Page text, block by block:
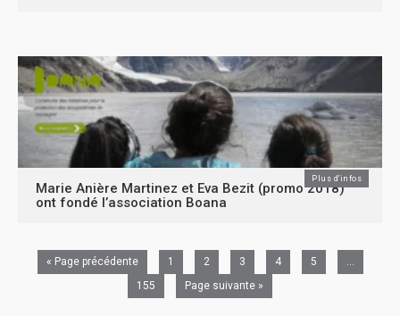
Marie Anière Martinez et Eva Bezit (promo 2018)
ont fondé l’association Boana
Plus d'infos
« Page précédente 1 2 3 4 5
…
155
Page suivante »